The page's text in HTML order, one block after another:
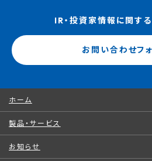
IR・投資家情報に関す
お問い合わせフ
ホーム
製品・サービス
お知らせ